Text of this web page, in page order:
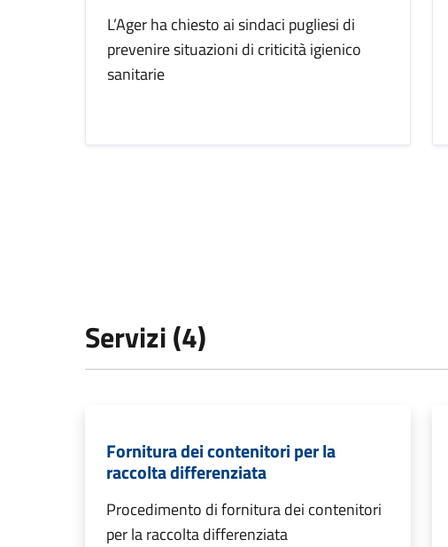
L’Ager ha chiesto ai sindaci pugliesi di
prevenire situazioni di criticità igienico
sanitarie
Servizi (4)
Fornitura dei contenitori per la
raccolta differenziata
Procedimento di fornitura dei contenitori
per la raccolta differenziata